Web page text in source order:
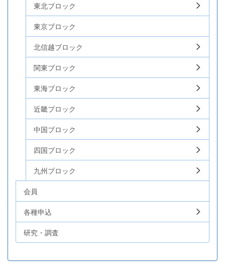
東北ブロック
東京ブロック
北信越ブロック
関東ブロック
東海ブロック
近畿ブロック
中国ブロック
四国ブロック
九州ブロック
会員
各種申込
研究・調査